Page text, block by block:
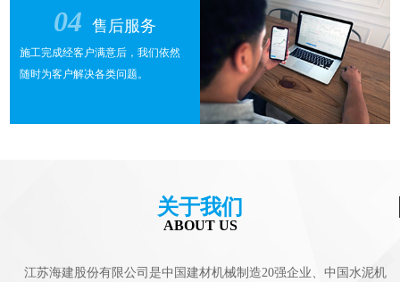
04 售后服务
施工完成经客户满意后，我们依然
随时为客户解决各类问题。
关于我们
ABOUT US
江苏海建股份有限公司是中国建材机械制造20强企业、中国水泥机